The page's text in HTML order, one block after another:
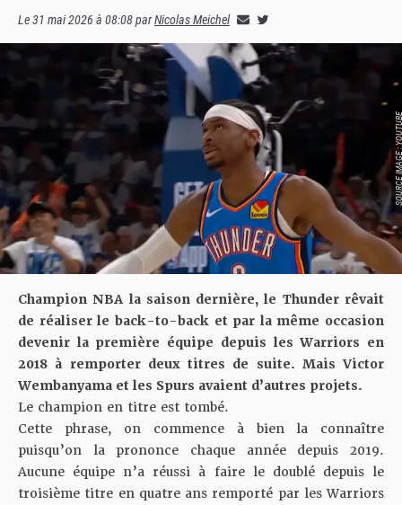
Le31 mai 2026 à 08:08parNicolas Meichel
SOURCE
Champion NBA la saison dernière, le Thunder rêvait
de réaliser le back-to-back et par la même occasion
devenir la première équipe depuis les Warriors en
2018 à remporter deux titres de suite. Mais Victor
Wembanyama et les Spurs avaient d’autres projets.
Le champion en titre est tombé.
Cette phrase, on commence à bien la connaître
puisqu’on la prononce chaque année depuis 2019.
Aucune équipe n’a réussi à faire le doublé depuis le
troisième titre en quatre ans remporté par les Warriors